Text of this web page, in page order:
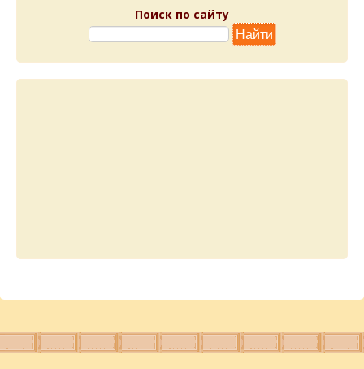
Поиск по сайту